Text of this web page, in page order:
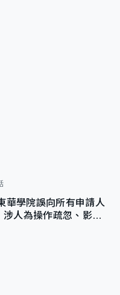
華學院誤向所有申請人
人為操作疏忽、影響